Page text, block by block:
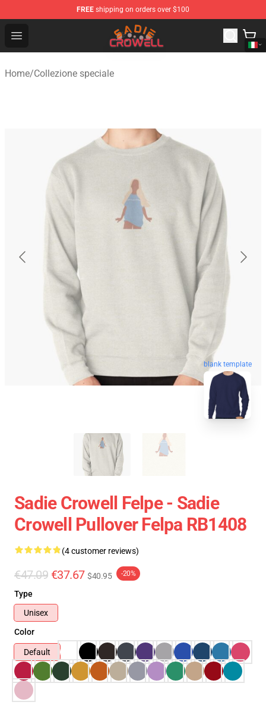
FREE shipping on orders over $100
Open menu
Sadie Crowell Store - Official Sadie Crowell Merchandise
Home/Collezione speciale
blank template
Sadie Crowell Felpe - Sadie
Crowell Pullover Felpa RB1408
(4 customer reviews)
€47.09 €37.67 $40.95 -20%
Type
Unisex
Color
Default